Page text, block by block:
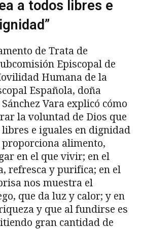
a todos libres e
de Trata de
Episcopal de
Humana de la
Española, doña
Vara explicó cómo
la voluntad de Dios que
libres e iguales en dignidad
alimento,
en el que vivir; en el
refresca y purifica; en el
nos muestra el
que da luz y calor; y en
y que al fundirse es
gran cantidad de